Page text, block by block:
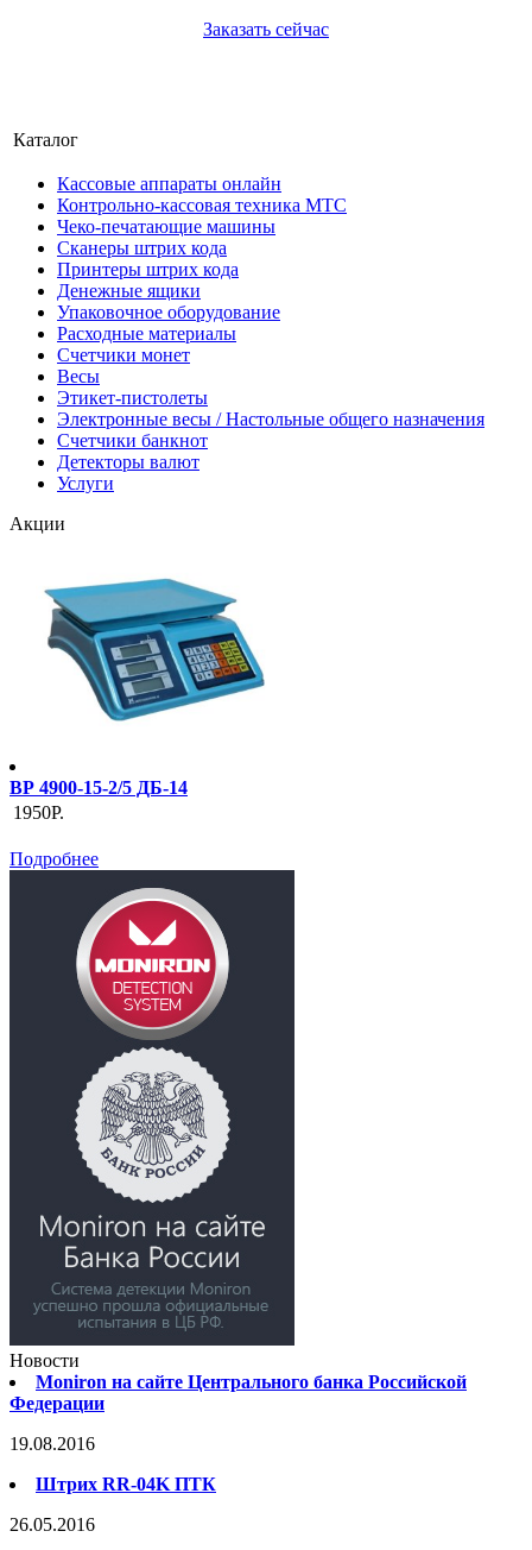
Заказать сейчас
Каталог
Кассовые аппараты онлайн
Контрольно-кассовая техника МТС
Чеко-печатающие машины
Сканеры штрих кода
Принтеры штрих кода
Денежные ящики
Упаковочное оборудование
Расходные материалы
Счетчики монет
Весы
Этикет-пистолеты
Электронные весы / Настольные общего назначения
Счетчики банкнот
Детекторы валют
Услуги
Акции
ВР 4900-15-2/5 ДБ-14
1950Р.
Подробнее
Новости
Moniron на сайте Центрального банка Российской
Федерации
19.08.2016
Штрих RR-04K ПТК
26.05.2016